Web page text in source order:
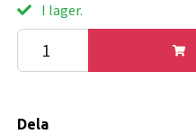
I lager.
Dela